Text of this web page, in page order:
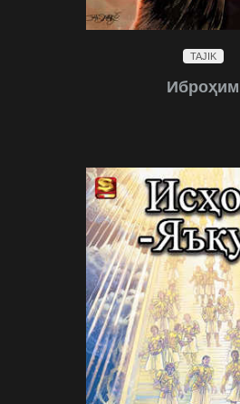
TAJIK
Иброҳим